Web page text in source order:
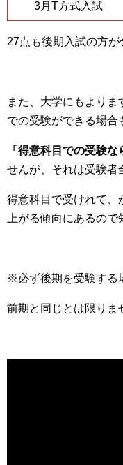
3月T方式入試
27点も後期入試の方が
また、大学にもよりま
での受験ができる場合
「得意科目での受験な
せんが、それは受験者
得意科目で受けれて、
上がる傾向にあるので
※必ず後期を受験する
前期と同じとは限りま